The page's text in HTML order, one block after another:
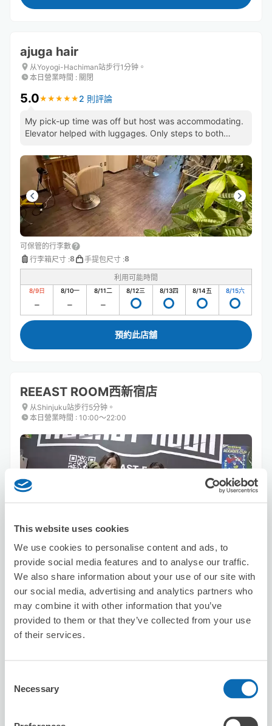
This website uses cookies
We use cookies to personalise content and ads, to
provide social media features and to analyse our traffic.
We also share information about your use of our site with
our social media, advertising and analytics partners who
may combine it with other information that you’ve
provided to them or that they’ve collected from your use
of their services.
Selection
Necessary
ajuga hair
从Yoyogi-Hachiman站步行1分钟。
本日營業時間 : 關閉
5.0★ ★ ★ ★ ★
★ ★ ★ ★ ★ 2 則評論
My pick-up time was off but host was accommodating.
Elevator helped with luggages. Only steps to both
可保管的行李數
行李箱尺寸 :8 手提包尺寸 :8
利用可能時間
8/9日 8/10一 8/11二 8/12三 8/13四 8/14五 8/15六
預約此店舖
REEAST ROOM西新宿店
从Shinjuku站步行5分钟。
本日營業時間 : 10:00〜22:00
可保管的行李數
利用可能時間
从Shinjuku站步行5分钟。
本日營業時間